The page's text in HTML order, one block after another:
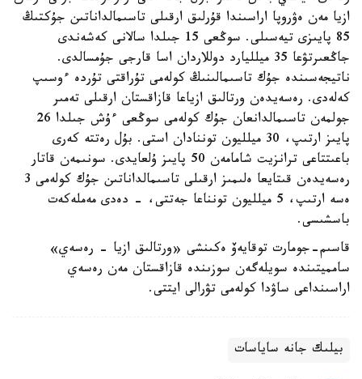
ازيا مەن ەۋروپا اراسىندا قۇرلىق ارقىلى تاسىمالداناتىن جۇكتىڭ
85 پايىزى تيەسىلى. سوڭعى 15 جىلدا سالانى كەشەندى
جاڭعىرتۋعا 35 ميلليارد دوللاردان اسا قارجى جۇمسالدى.
ناتيجەسىندە جۇك تاسىمالىنىڭ كولەمى تۇراقتى تۇردە ءوسىپ
كەلەدى. رەسەيدەن ورتالىق ازياعا قازاقستان ارقىلى تەمىر
جولمەن تاسىمالدانعان جۇك كولەمى سوڭعى ءۇش جىلدا 26
پايىز ارتىپ، 30 ميلليون توننادان استى. بۇل رەتتە كەرى
باعىتتاعى ترانزيت شامامەن 50 پايىز ۇلعايدى. سونىمەن قاتار
رەسەيدەن قىتايعا ەلىمىز ارقىلى تاسىمالداناتىن جۇك كولەمى 3
ەسە ارتىپ، 5 ميلليون تونناعا جەتتى، - دەدى مەملەكەت
باسشىسى.
قاسىم-جومارت توقايەۆ ەكىنشى «ورتالىق ازيا - رەسەي»
سامميتىندە سويلەگەن سوزىندە قازاقستان مەن رەسەي
اراسىنداعى ساۋدا كولەمى تۋرالى ايتتى.
بيلىك جانە ساياسات